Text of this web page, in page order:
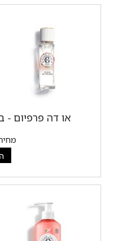
או דה פרפיום -